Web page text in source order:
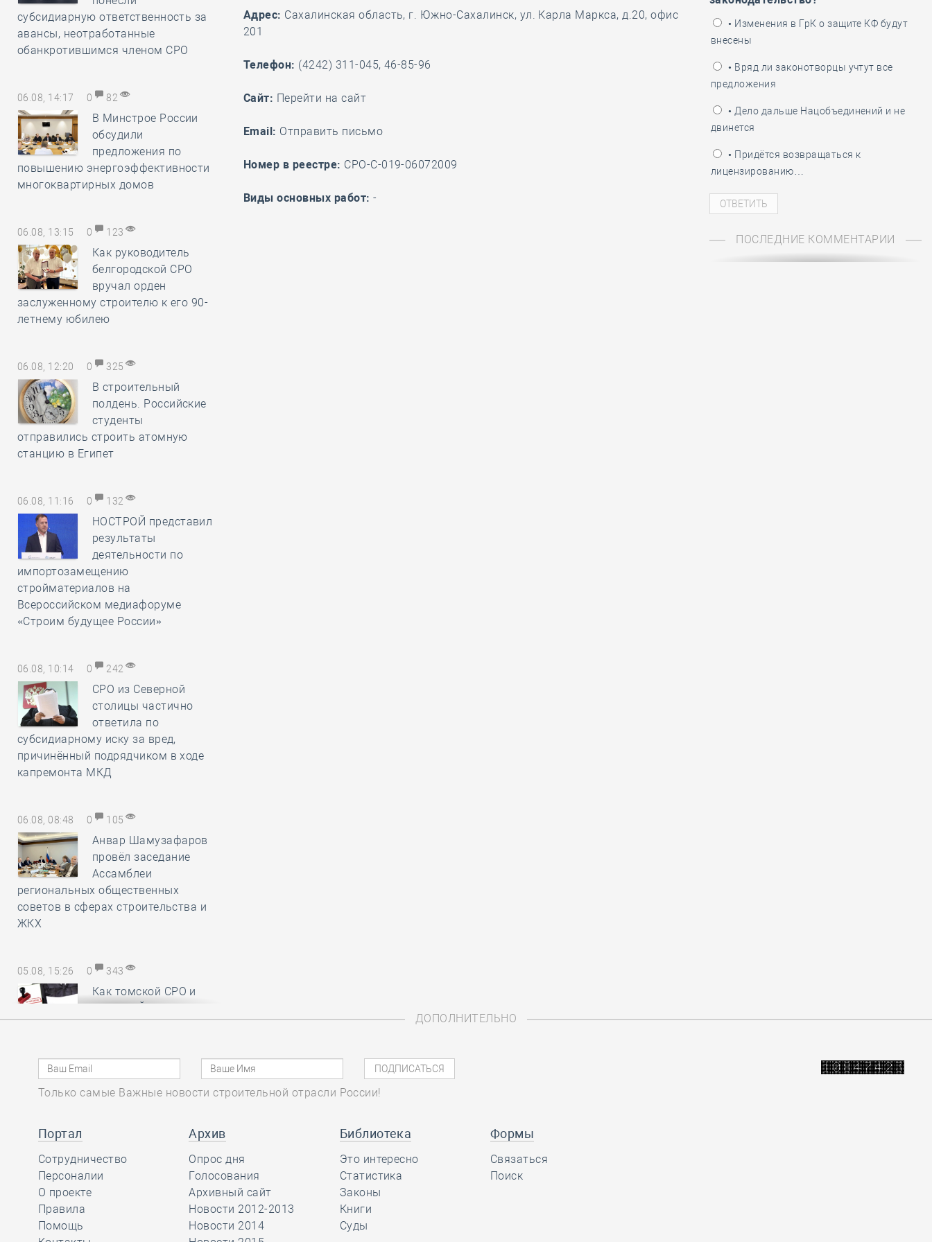
28 мая -День пограничника
субсидиарную ответственность за
авансы, неотработанные
обанкротившимся членом СРО
06.08, 14:17 0 82
В Минстрое России
обсудили
предложения по
повышению энергоэффективности
многоквартирных домов
06.08, 13:15 0 123
Как руководитель
белгородской СРО
вручал орден
заслуженному строителю к его 90-
летнему юбилею
06.08, 12:20 0 325
В строительный
полдень. Российские
студенты
отправились строить атомную
станцию в Египет
06.08, 11:16 0 132
НОСТРОЙ представил
результаты
деятельности по
импортозамещению
стройматериалов на
Всероссийском медиафоруме
«Строим будущее России»
06.08, 10:14 0 242
СРО из Северной
столицы частично
ответила по
субсидиарному иску за вред,
причинённый подрядчиком в ходе
капремонта МКД
06.08, 08:48 0 105
Анвар Шамузафаров
провёл заседание
Ассамблеи
региональных общественных
советов в сферах строительства и
ЖКХ
05.08, 15:26 0 343
Как томской СРО и
НОСТРОЙ удалось
отстоять КФ ОДО,
28,6 миллиона рублей
объединения
изыскателей и проектировщиков
вручены награды
профессионального сообщества
Адрес: Сахалинская область, г. Южно-Сахалинск, ул. Карла Маркса, д.20, офис
201
Телефон: (4242) 311-045, 46-85-96
Cайт: Перейти на сайт
Email: Отправить письмо
Номер в реестре: СРО-С-019-06072009
Виды основных работ: -
• Изменения в ГрК о защите КФ будут
внесены
• Вряд ли законотворцы учтут все
предложения
• Дело дальше Нацобъединений и не
двинется
• Придётся возвращаться к
лицензированию…
ПОСЛЕДНИЕ КОММЕНТАРИИ
ДОПОЛНИТЕЛЬНО
Только самые Важные новости строительной отрасли России!
Портал
Сотрудничество
Персоналии
О проекте
Правила
Помощь
Архив
Опрос дня
Голосования
Архивный сайт
Новости 2012-2013
Новости 2014
Библиотека
Это интересно
Статистика
Законы
Книги
Суды
Формы
Связаться
Поиск